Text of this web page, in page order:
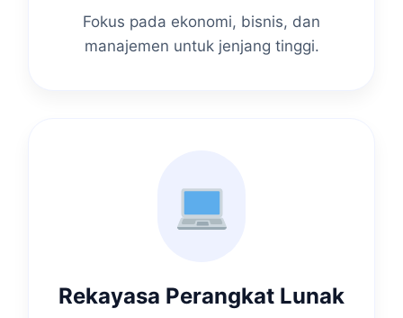
Fokus pada ekonomi, bisnis, dan
manajemen untuk jenjang tinggi.
Rekayasa Perangkat Lunak